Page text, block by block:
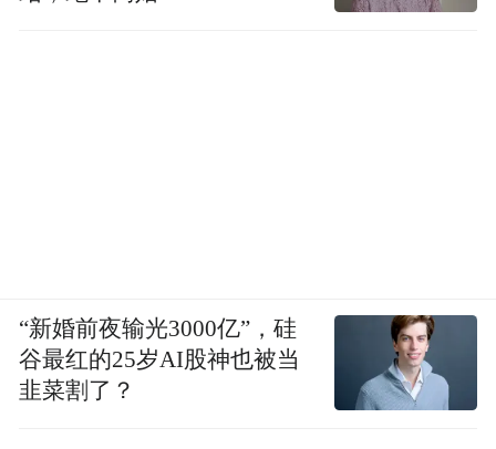
“新婚前夜输光3000亿”，硅
谷最红的25岁AI股神也被当
韭菜割了？